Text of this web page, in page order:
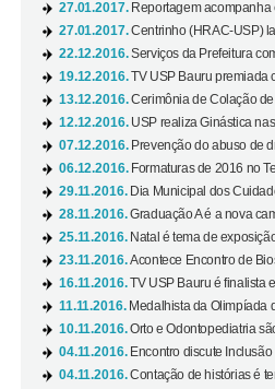
27.01.2017. Reportagem
27.01.2017.Centrinho (HRAC-USP)
22.12.2016.Serviços da Prefeitura
19.12.2016.TV USP Bauru premiada
13.12.2016.Cerimônia de Colação
12.12.2016. USP realiza Ginástica
07.12.2016. Prevenção do abuso de
06.12.2016. Formaturas de 2016 no
29.11.2016. Dia Municipal dos
28.11.2016.Graduação A é a nova
25.11.2016. Natal é tema de
23.11.2016.Acontece Encontro de
16.11.2016.TV USP Bauru é finalista
11.11.2016. Medalhista da Olimpíada
10.11.2016.Orto e Odontopediatria
04.11.2016. Encontro discute
04.11.2016.Contação de histórias é